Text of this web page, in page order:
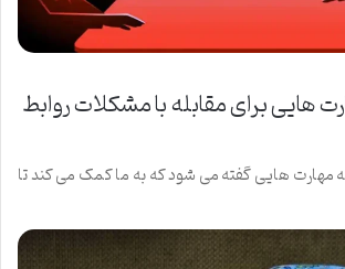
هایی برای مقابله با مشکلات روابط
هایی گفته می شود که به ما کمک می کند تا